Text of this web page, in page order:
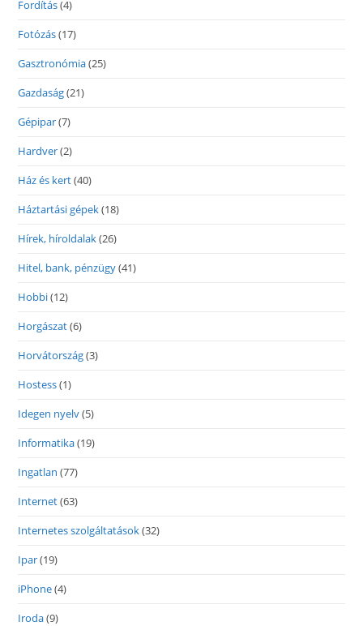
Fordítás(4)
Fotózás(17)
Gasztronómia(25)
Gazdaság(21)
Gépipar(7)
Hardver(2)
Ház és kert(40)
Háztartási gépek(18)
Hírek, híroldalak(26)
Hitel, bank, pénzügy(41)
Hobbi(12)
Horgászat(6)
Horvátország(3)
Hostess(1)
Idegen nyelv(5)
Informatika(19)
Ingatlan (77)
Internet(63)
Internetes szolgáltatások(32)
Ipar(19)
iPhone(4)
Iroda(9)